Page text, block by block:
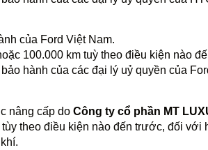
của Ford Việt Nam.
100.000 km tuỳ theo điều kiện nào
hành của các đại lý uỷ quyền của
nâng cấp do Công ty cổ phần MT
theo điều kiện nào đến trước, đối với